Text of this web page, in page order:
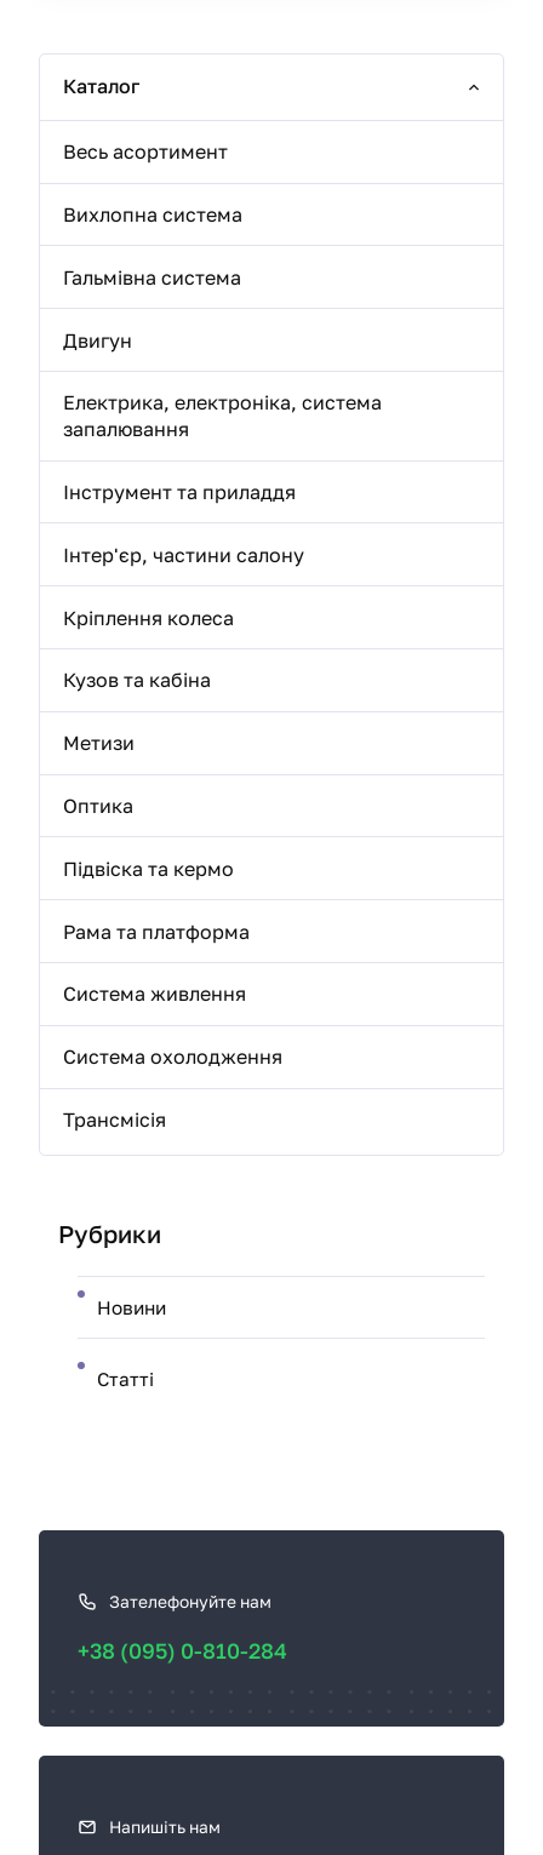
Каталог
Весь асортимент
Вихлопна система
Гальмівна система
Двигун
Електрика, електроніка, система
запалювання
Інструмент та приладдя
Інтер'єр, частини салону
Кріплення колеса
Кузов та кабіна
Метизи
Оптика
Підвіска та кермо
Рама та платформа
Система живлення
Система охолодження
Трансмісія
Рубрики
Новини
Статті
з
а
Зателефонуйте нам
+38 (095) 0-810-284
Напишіть нам